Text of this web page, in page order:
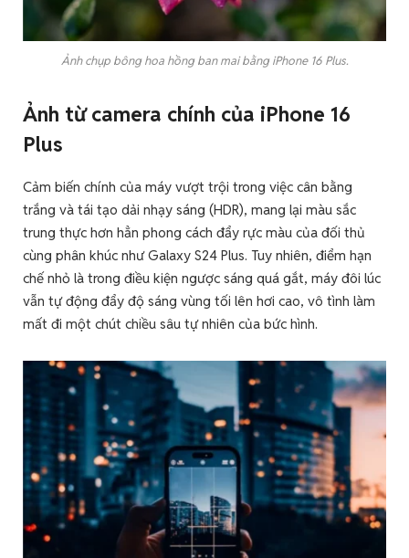
Ảnh chụp bông hoa hồng ban mai bằng iPhone 16 Plus.
Ảnh từ camera chính của iPhone 16
Plus
Cảm biến chính của máy vượt trội trong việc cân bằng
trắng và tái tạo dải nhạy sáng (HDR), mang lại màu sắc
trung thực hơn hẳn phong cách đẩy rực màu của đối thủ
cùng phân khúc như Galaxy S24 Plus. Tuy nhiên, điểm hạn
chế nhỏ là trong điều kiện ngược sáng quá gắt, máy đôi lúc
vẫn tự động đẩy độ sáng vùng tối lên hơi cao, vô tình làm
mất đi một chút chiều sâu tự nhiên của bức hình.